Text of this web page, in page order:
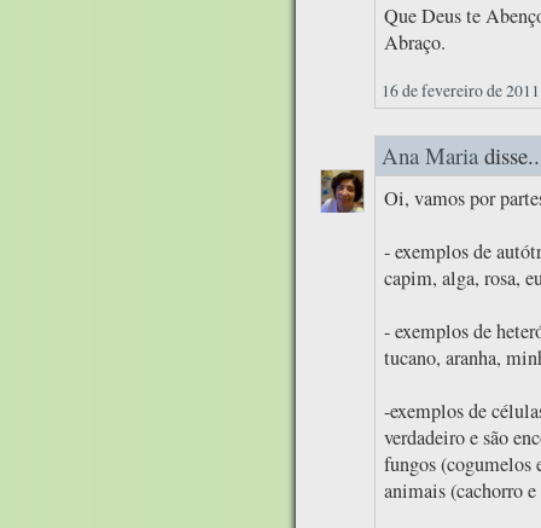
Que Deus te
Abraço.
16 de fevereiro de
Ana Maria
Oi, vamos por
- exemplos de
capim, alga, rosa,
- exemplos de
tucano, aranha,
-exemplos de
verdadeiro e são
fungos (cogumelos
animais (cachorro